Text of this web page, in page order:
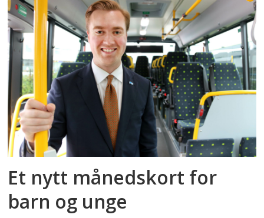
Et nytt månedskort for
barn og unge